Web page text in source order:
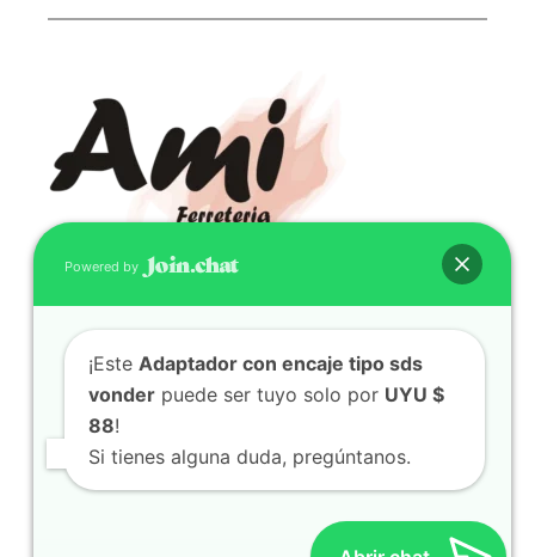
CONTACTO
(598) 099 466 212
Facebook
Instagram
Powered by
¡Este Adaptador con encaje tipo sds
vonder puede ser tuyo solo por UYU $
88!
Si tienes alguna duda, pregúntanos.